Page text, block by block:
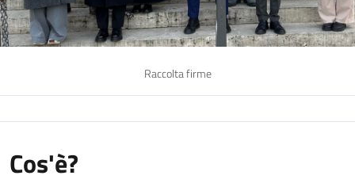
Raccolta firme
Cos'è?